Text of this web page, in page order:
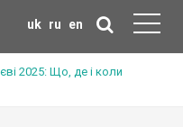
uk ru en
2025: Що, де і коли